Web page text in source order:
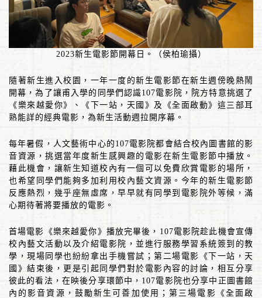
2023新生電影節開幕日。（侯柏瑜攝）
隨著新生進入校園，一年一度的新生電影節在新生週傍晚熱鬧
開幕，為了讓甫入學的同學們認識 107電影院，院方特意挑選了
《樂來越愛你》、《下一站，天國》及《全面啟動》這三部耳
熟能詳的經典電影，為新生活動週拉開序幕。
每年暑假，人文藝術中心的 107電影院都會結合校內圖書館的影
音資源，挑選當年度新生感興趣的電影在新生電影節中播放。
藉此機會，讓新生知道校內有一個可以免費欣賞電影的場所，
也希望同學們能夠多加利用校內藝文資源。今年的新生電影節
反應熱烈，幾乎座無虛席，早早就有同學到電影院外等候，滿
心期待著將要播放的電影。
首場電影《樂來越愛你》播放完畢後， 107電影院趁此機會宣傳
校內藝文活動以及介紹電影院，並進行服務學習系統簽到的教
學，現場同學也紛紛拿出手機嘗試；第二場電影《下一站，天
國》結束後，更是引起同學們對於電影內容的討論，相互分享
彼此的看法，在映後分享環節中， 107電影院也分享中正圖書館
內的影音資源，鼓勵新生可善加使用；第三場電影《全面啟